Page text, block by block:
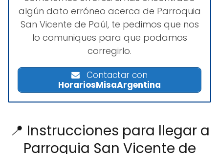
algún dato erróneo acerca de Parroquia
San Vicente de Paúl, te pedimos que nos
lo comuniques para que podamos
corregirlo.
Contactar con
HorariosMisaArgentina
📍 Instrucciones para llegar a
Parroquia San Vicente de